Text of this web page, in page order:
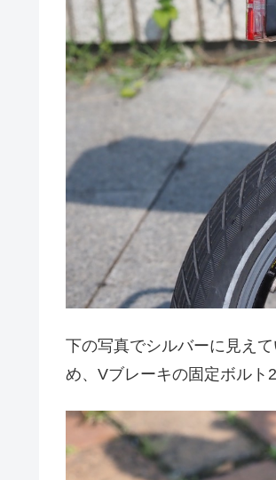
下の写真でシルバーに見え
め、Vブレーキの固定ボルト